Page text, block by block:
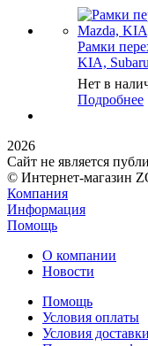
Рамки
KIA,
Нет в
Подробнее
2026
Сайт не является
© Интернет-магазин
Компания
Информация
Помощь
О компании
Новости
Помощь
Условия оплаты
Условия доставки